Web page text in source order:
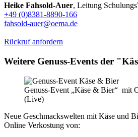
Heike Fahsold-Auer, Leitung
+49 (0)8381-8890-166
fahsold-auer@oema.de
Rückruf anfordern
Weitere Genuss-Events der
Genuss-Event „Käse & Bier“ mit
(Live)
Neue Geschmackswelten mit Käse und
Online Verkostung von: